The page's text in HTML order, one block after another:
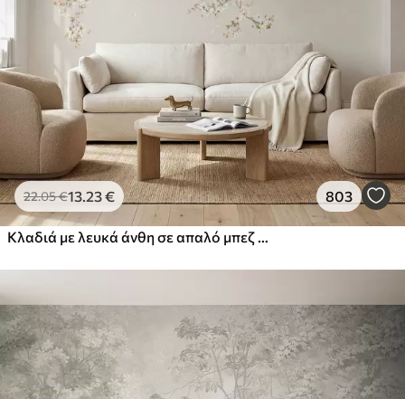
22.05€13 .23€ 803